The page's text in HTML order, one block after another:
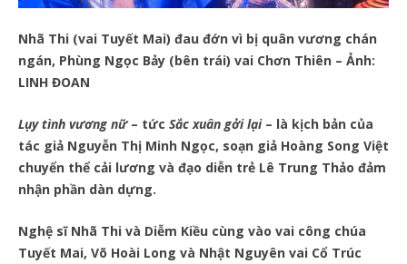
Nhã Thi (vai Tuyết Mai) đau đớn vì bị quân vương chán
ngán, Phùng Ngọc Bảy (bên trái) vai Chơn Thiên – Ảnh:
LINH ĐOAN
Lụy tình vương nữ– tức Sắc xuân gởi lại– là kịch bản của
tác giả Nguyễn Thị Minh Ngọc, soạn giả Hoàng Song Việt
chuyển thể cải lương và đạo diễn trẻ Lê Trung Thảo đảm
nhận phần dàn dựng.
Nghệ sĩ Nhã Thi và Diễm Kiều cùng vào vai công chúa
Tuyết Mai, Võ Hoài Long và Nhật Nguyên vai Cổ Trúc